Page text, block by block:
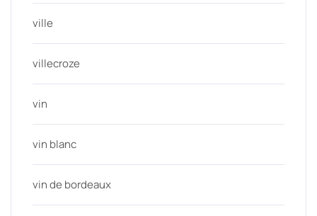
ville
villecroze
vin
vin blanc
vin de bordeaux